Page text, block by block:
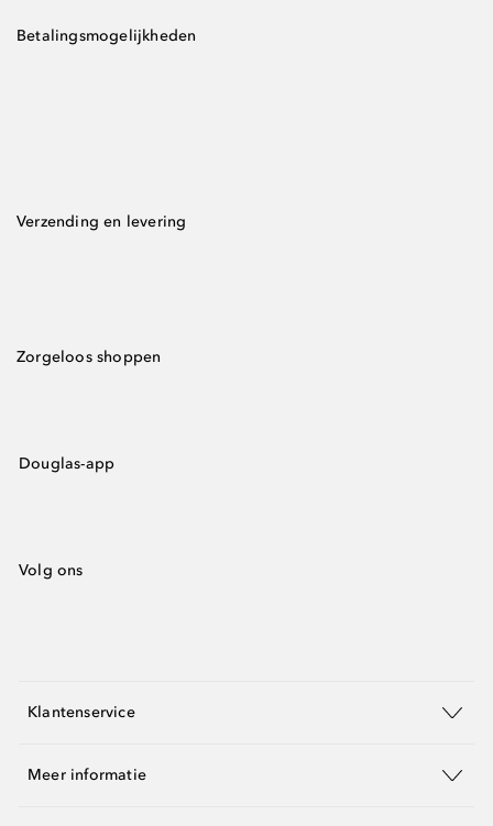
Betalingsmogelijkheden
Verzending en levering
Zorgeloos shoppen
Douglas-app
Volg ons
Klantenservice
Meer informatie